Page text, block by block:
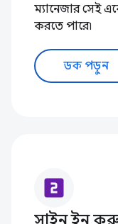
ম্যানেজার সেই
করতে পারে৷
ডক পড়ুন
looks_two
সাইন ইন